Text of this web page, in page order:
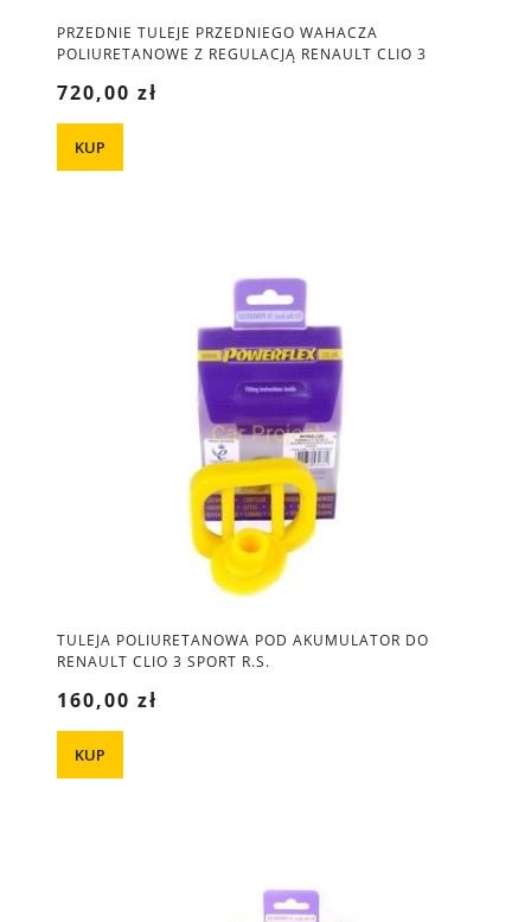
PRZEDNIE TULEJE PRZEDNIEGO WAHACZA
POLIURETANOWE Z REGULACJĄ RENAULT CLIO 3
720,00 zł
KUP
TULEJA POLIURETANOWA POD AKUMULATOR DO
RENAULT CLIO 3 SPORT R.S.
160,00 zł
KUP